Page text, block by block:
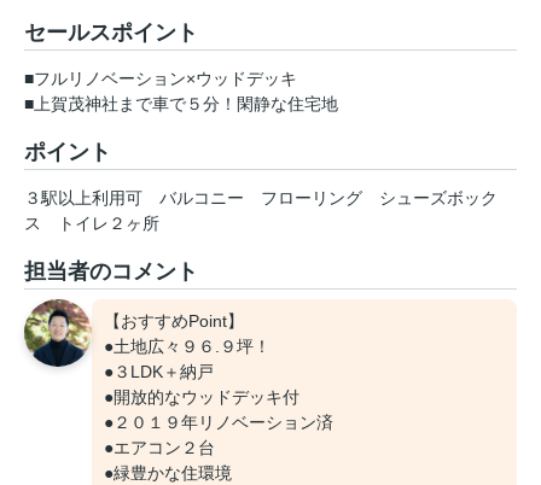
セールスポイント
■フルリノベーション×ウッドデッキ
■上賀茂神社まで車で５分！閑静な住宅地
ポイント
３駅以上利用可 バルコニー フローリング
シューズボック
ス
トイレ２ヶ所
担当者のコメント
【おすすめPoint】
●土地広々９６.９坪！
●３LDK＋納戸
●開放的なウッドデッキ付
●２０１９年リノベーション済
●エアコン２台
●緑豊かな住環境